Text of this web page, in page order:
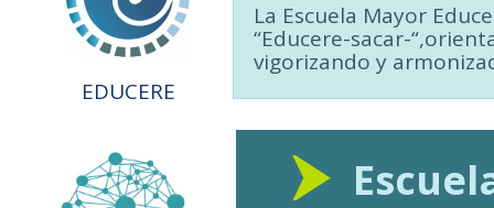
La Escuela Mayor
“Educere-sacar-
vigorizando y
Escuela
EDUCERE